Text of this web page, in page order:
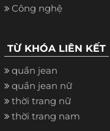
Công nghệ
TỪ KHÓA LIÊN KẾT
quần jean
quần jean nữ
thời trang nữ
thời trang nam